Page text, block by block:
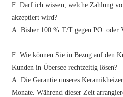
F: Darf ich wissen, welche Zahlung
akzeptiert wird?
A: Bisher 100 % T/T gegen PO. oder
F: Wie können Sie in Bezug auf den
Kunden in Übersee rechtzeitig lösen?
A: Die Garantie unseres
Monate. Während dieser Zeit